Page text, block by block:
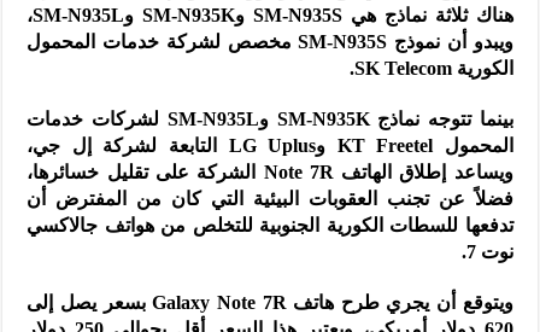
هناك ثلاثة نماذج هي SM-N935S وSM-N935K وSM-N935L،
ويبدو أن نموذج SM-N935S مخصص لشركة خدمات المحمول
الكورية SK Telecom.
بينما تتوجه نماذج SM-N935K وSM-N935L لشركات خدمات
المحمول KT Freetel وLG Uplus التابعة لشركة إل جي،
ويساعد إطلاق الهاتف Note 7R الشركة على تقليل خسائرها،
فضلاً عن تجنب العقوبات البيئية التي كان من المفترض أن
تدفعها للسطات الكورية الجنوبية للتخلص من هواتف جالاكسي
نوت 7.
ويتوقع أن يجري طرح هاتف Galaxy Note 7R بسعر يصل إلى